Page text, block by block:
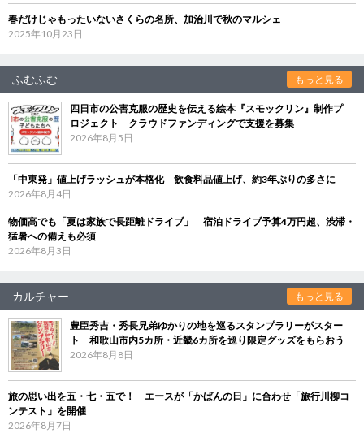
春だけじゃもったいないさくらの名所、加治川で秋のマルシェ
2025年10月23日
ふむふむ もっと見る
四日市の公害克服の歴史を伝える絵本『スモックリン』制作プ
ロジェクト クラウドファンディングで支援を募集
2026年8月5日
「中東発」値上げラッシュが本格化 飲食料品値上げ、約3年ぶりの多さに
2026年8月4日
物価高でも「夏は家族で長距離ドライブ」 宿泊ドライブ予算4万円超、渋滞・
猛暑への備えも必須
2026年8月3日
カルチャー もっと見る
豊臣秀吉・秀長兄弟ゆかりの地を巡るスタンプラリーがスター
ト 和歌山市内5カ所・近畿6カ所を巡り限定グッズをもらおう
2026年8月8日
旅の思い出を五・七・五で！ エースが「かばんの日」に合わせ「旅行川柳コ
ンテスト」を開催
2026年8月7日